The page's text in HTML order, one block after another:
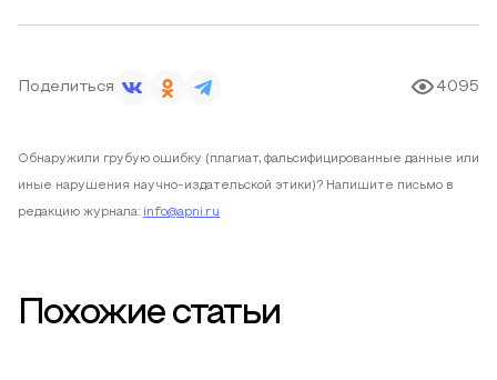
Поделиться 4095
Обнаружили грубую ошибку (плагиат, фальсифицированные данные или
иные нарушения научно-издательской этики)? Напишите письмо в
редакцию журнала: info@apni.ru
Похожие статьи